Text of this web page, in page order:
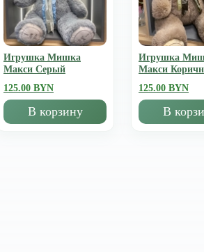
Игрушка Мишка
Mакси Серый
125.00 BYN
В корзину
Игрушка
Mакси
125.00 BYN
В